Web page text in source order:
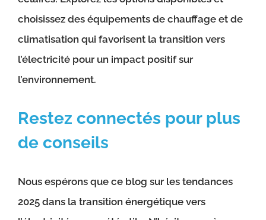
choisissez des équipements de chauffage et de
climatisation qui favorisent la transition vers
l’électricité pour un impact positif sur
l’environnement.
Restez connectés pour plus
de conseils
Nous espérons que ce blog sur les tendances
2025 dans la transition énergétique vers